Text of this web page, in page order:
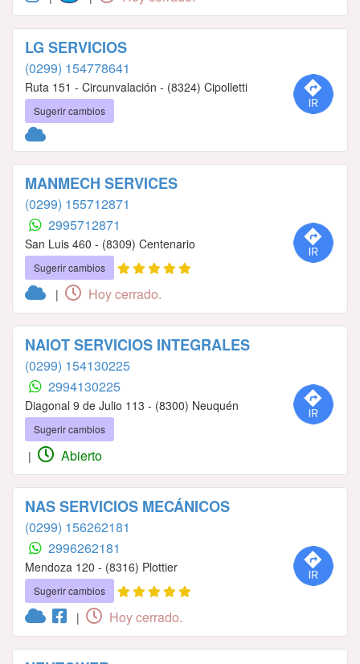
LG SERVICIOS
(0299) 154778641
Ruta 151 - Circunvalación - (8324) Cipolletti
Sugerir cambios
MANMECH SERVICES
(0299) 155712871
2995712871
San Luis 460 - (8309) Centenario
Sugerir cambios
| Hoy cerrado.
NAIOT SERVICIOS INTEGRALES
(0299) 154130225
2994130225
Diagonal 9 de Julio 113 - (8300) Neuquén
Sugerir cambios
| Abierto
NAS SERVICIOS MECÁNICOS
(0299) 156262181
2996262181
Mendoza 120 - (8316) Plottier
Sugerir cambios
| Hoy cerrado.